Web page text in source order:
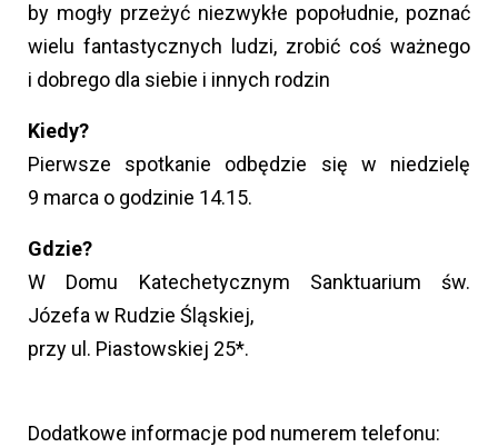
by mogły przeżyć niezwykłe popołudnie, poznać
wielu fantastycznych ludzi, zrobić coś ważnego
i dobrego dla siebie i innych rodzin
Kiedy?
Pierwsze spotkanie odbędzie się w niedzielę
9 marca o godzinie 14.15.
Gdzie?
W Domu Katechetycznym Sanktuarium św.
Józefa w Rudzie Śląskiej,
przy ul. Piastowskiej 25*.
Dodatkowe informacje pod numerem telefonu: